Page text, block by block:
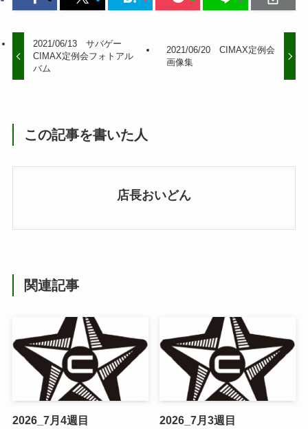
2021/06/13 サバゲー
CIMAX定例会フォトアル
バム
2021/06/20 CIMAX定例会
画像集
この記事を書いた人
店長おいどん
関連記事
2026_7月4週目 2026_7月3週目